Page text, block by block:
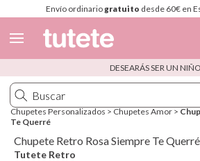
Envío ordinariogratuito desde 60€ en
Español
Italiano
Portugués
DESEARÁS SER UN NIÑO
Chupetes Personalizados > Chupetes Amor >
Te Querré
Chupete Retro Rosa Siempre Te Querré
Tutete Retro